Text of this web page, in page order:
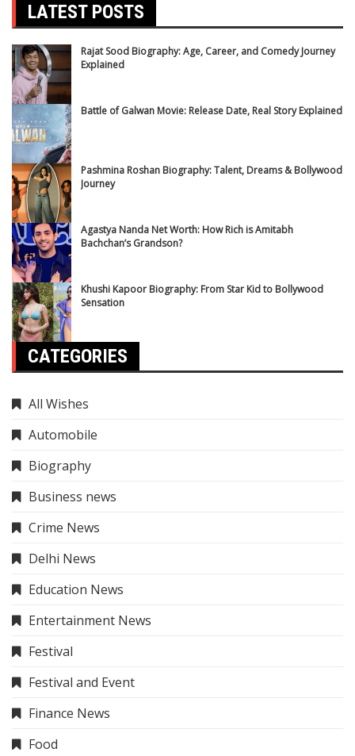
LATEST POSTS
Rajat Sood Biography: Age, Career, and Comedy Journey
Explained
Battle of Galwan Movie: Release Date, Real Story Explained
Pashmina Roshan Biography: Talent, Dreams & Bollywood
Journey
Agastya Nanda Net Worth: How Rich is Amitabh
Bachchan’s Grandson?
Khushi Kapoor Biography: From Star Kid to Bollywood
Sensation
CATEGORIES
All Wishes
Automobile
Biography
Business news
Crime News
Delhi News
Education News
Entertainment News
Festival
Festival and Event
Finance News
Food